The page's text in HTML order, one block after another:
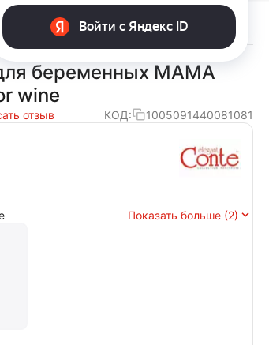
беременных MAMA
wine
отзыв КОД: 1005091440081081
Показать больше (2)